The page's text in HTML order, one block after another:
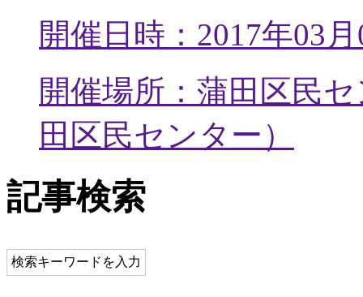
開催日時：2017年03
開催場所：蒲田区民
田区民センター ）
記事検索
検索キーワードを入力